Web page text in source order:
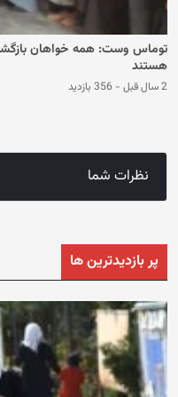
توماس وست: همه خواهان
هستند
2 سال قبل - 356 بازدید
نظرات شما
پر بازدیدترین ها